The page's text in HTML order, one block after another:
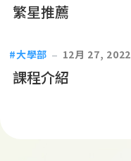
繁星推薦
大學部 12月 27, 2022
課程介紹